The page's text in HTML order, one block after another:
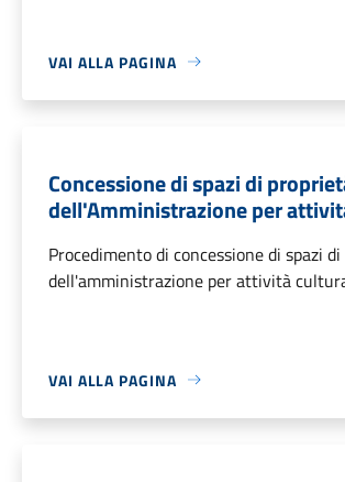
VAI ALLA PAGINA
Concessione di spazi di
dell'Amministrazione per
Procedimento di concessione di spazi
dell'amministrazione per attività
VAI ALLA PAGINA